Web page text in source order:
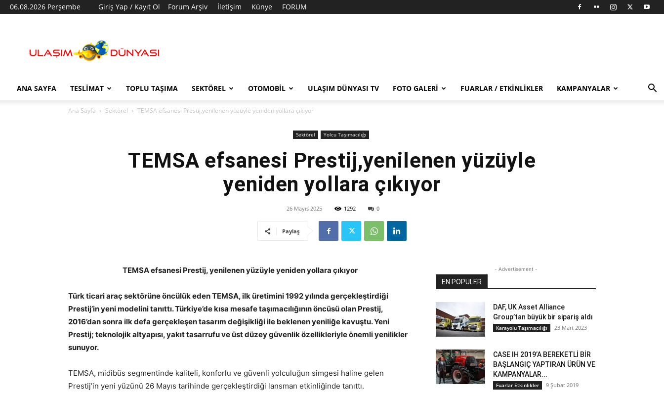
06.08.2026 Perşembe Giriş Yap / Kayıt Ol Forum Arşiv İletişim Künye FORUM
Dünyası
ANA SAYFA TESLIMAT TOPLU TAŞIMA SEKTÖREL OTOMOBIL ULAŞIM DÜNYASI TV FOTO GALERI FUARLAR / ETKINLIKLER KAMPANYALAR
Ana Sayfa Sektörel TEMSA efsanesi Prestij,yenilenen yüzüyle yeniden yollara çıkıyor
Sektörel Yolcu Taşımacılığı
TEMSA efsanesi Prestij,yenilenen yüzüyle
yeniden yollara çıkıyor
26 Mayıs 2025 1292 0
Paylaş
TEMSA efsanesi Prestij, yenilenen yüzüyle yeniden yollara çıkıyor
Türk ticari araç sektörüne öncülük eden TEMSA, ilk üretimini 1992 yılında gerçekleştirdiği
Prestij’in yeni modelini tanıttı. Türkiye’de kısa mesafe taşımacılığının öncüsü olan Prestij,
2016’dan sonra ilk defa gerçekleşen tasarım değişikliği ile beklenen yeniliğe kavuştu. Yeni
Prestij; teknolojik altyapısı, yakıt tasarrufu ve üst düzey güvenlik özellikleriyle önemli yenilikler
sunuyor.
TEMSA, midibüs segmentinde kaliteli, konforlu ve güvenli yolculuğun simgesi haline gelen
Prestij’in yeni yüzünü 26 Mayıs tarihinde gerçekleştirdiği lansman etkinliğinde tanıttı.
- Advertisement -
EN POPÜLER
DAF, UK Asset Alliance
Group’tan büyük bir sipariş aldı
Karayolu Taşımacılığı 23 Mart 2023
CASE IH 2019’A BEREKETLİ BİR
BAŞLANGIÇ YAPTIRAN ÜRÜN VE
KAMPANYALAR...
Fuarlar Etkinlikler 9 Şubat 2019